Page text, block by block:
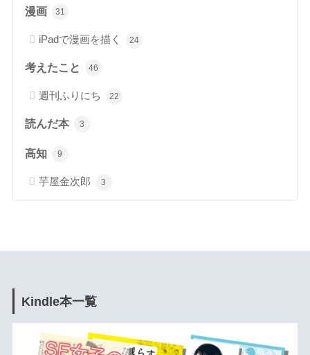
漫画 31
iPadで漫画を描く 24
考えたこと 46
週刊ふりにち 22
読んだ本 3
高知 9
芋屋金次郎 3
Kindle本一覧